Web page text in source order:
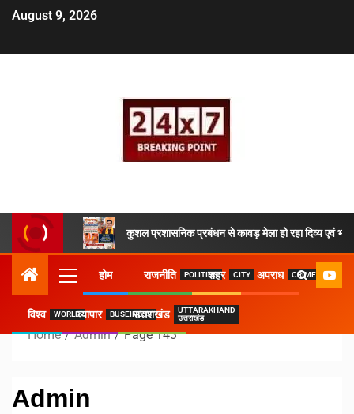
August 9, 2026
कुशल प्रशासनिक प्रबंधन से कावड़ मेला हो रहा दिव्य एवं भव्य
होम राजनीति POLITICSशहर CITY अपराध CRIME
विश्व WORLDव्यापार BUSEINESSउत्तराखंड
UTTARAKHAND
उत्तराखंड
Home Admin Page 143
Admin